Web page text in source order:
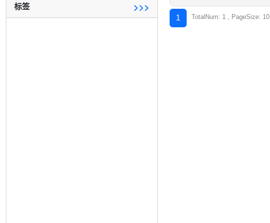
标签 >>>
1 TotalNum: 1 , PageSize: 10